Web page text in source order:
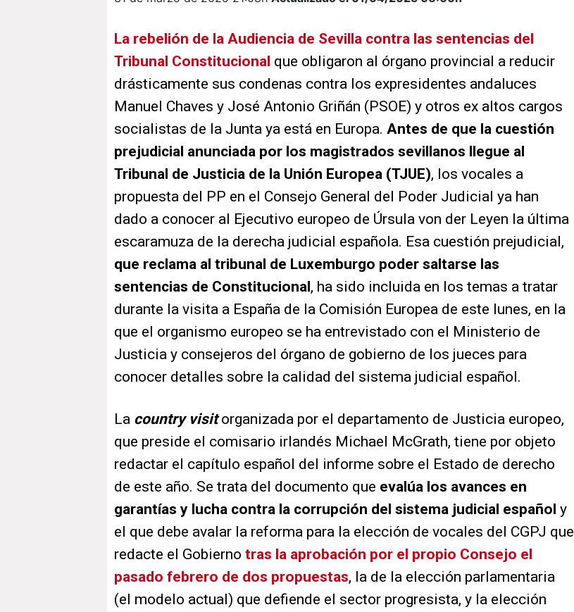
La rebelión de la Audiencia de Sevilla contra las sentencias del
Tribunal Constitucional que obligaron al órgano provincial a reducir
drásticamente sus condenas contra los expresidentes andaluces
Manuel Chaves y José Antonio Griñán (PSOE) y otros ex altos cargos
socialistas de la Junta ya está en Europa. Antes de que la cuestión
prejudicial anunciada por los magistrados sevillanos llegue al
Tribunal de Justicia de la Unión Europea (TJUE), los vocales a
propuesta del PP en el Consejo General del Poder Judicial ya han
dado a conocer al Ejecutivo europeo de Úrsula von der Leyen la última
escaramuza de la derecha judicial española. Esa cuestión prejudicial,
que reclama al tribunal de Luxemburgo poder saltarse las
sentencias de Constitucional , ha sido incluida en los temas a tratar
durante la visita a España de la Comisión Europea de este lunes, en la
que el organismo europeo se ha entrevistado con el Ministerio de
Justicia y consejeros del órgano de gobierno de los jueces para
conocer detalles sobre la calidad del sistema judicial español.
La country visit organizada por el departamento de Justicia europeo,
que preside el comisario irlandés Michael McGrath, tiene por objeto
redactar el capítulo español del informe sobre el Estado de derecho
de este año. Se trata del documento que evalúa los avances en
garantías y lucha contra la corrupción del sistema judicial español y
el que debe avalar la reforma para la elección de vocales del CGPJ que
redacte el Gobierno tras la aprobación por el propio Consejo el
pasado febrero de dos propuestas, la de la elección parlamentaria
(el modelo actual) que defiende el sector progresista, y la elección